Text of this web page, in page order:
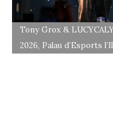
Tony Grox &
2026, Palau d’Esports